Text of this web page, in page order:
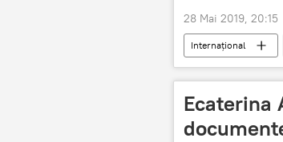
28 Mai 2019, 20:15
Internaţional
Ecaterina